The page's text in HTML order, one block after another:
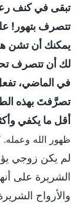
تبقى في كنف
تتصرف بتهور!
يمكنك أن تشن
لك أن تتصرف
في الماضي،
تصرَّفتَ بهذه
أقل ما يكفي
ظهور الله وعمله.
لم يكن زوجي
الشريرة على
والأرواح